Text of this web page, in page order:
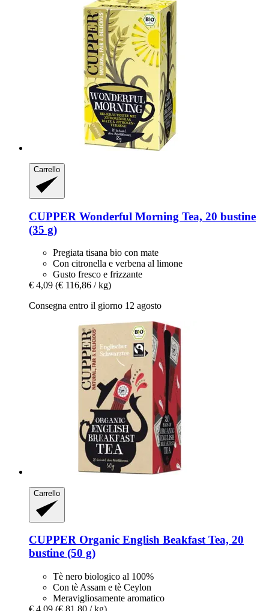
Carrello
CUPPER Wonderful Morning Tea, 20 bustine
(35 g)
Pregiata tisana bio con mate
Con citronella e verbena al limone
Gusto fresco e frizzante
€ 4,09 (€ 116,86 / kg)
Consegna entro il giorno 12 agosto
Carrello
CUPPER Organic English Beakfast Tea, 20
bustine (50 g)
Tè nero biologico al 100%
Con tè Assam e tè Ceylon
Meravigliosamente aromatico
€ 4,09 (€ 81,80 / kg)